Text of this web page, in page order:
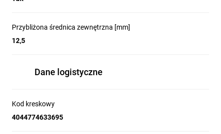
Przybliżona średnica zewnętrzna [mm]
12,5
Dane logistyczne
Kod kreskowy
4044774633695